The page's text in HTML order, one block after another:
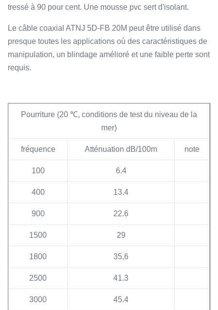
tressé à 90 pour cent. Une mousse pvc sert d'isolant.
Le câble coaxial ATNJ 5D-FB 20M peut être utilisé dans
presque toutes les applications où des caractéristiques de
manipulation, un blindage amélioré et une faible perte sont
requis.
Pourriture (20 ℃, conditions de test du niveau de la
mer)
fréquence Atténuation dB/100m note
100 6.4
400 13.4
900 22.6
1500 29
1800 35,6
2500 41.3
3000 45.4